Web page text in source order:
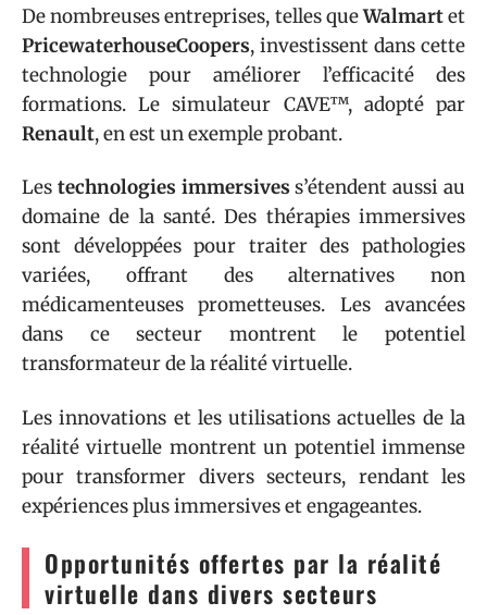
De nombreuses entreprises, telles queWalmartet
PricewaterhouseCoopers, investissent dans cette
technologie pour améliorer l’efficacité des
formations. Le simulateur CAVE™, adopté par
Renault, en est un exemple probant.
Les technologies immersives s’étendent aussi au
domaine de la santé. Des thérapies immersives
sont développées pour traiter des pathologies
variées, offrant des alternatives non
médicamenteuses prometteuses. Les avancées
dans ce secteur montrent le potentiel
transformateur de la réalité virtuelle.
Les innovations et les utilisations actuelles de la
réalité virtuelle montrent un potentiel immense
pour transformer divers secteurs, rendant les
expériences plus immersives et engageantes.
Opportunités offertes par la réalité
virtuelle dans divers secteurs